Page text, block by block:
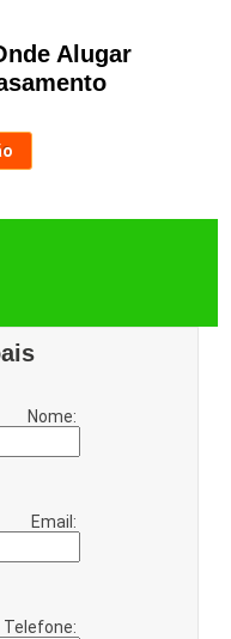
Alugar
Nome:
Email:
Telefone: